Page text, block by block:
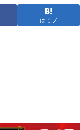
はてブ